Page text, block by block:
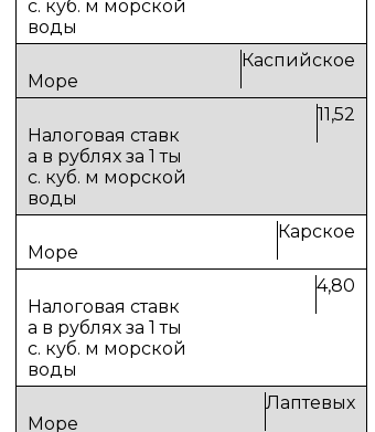
Каспийское
11,52
Карское
4,80
Лаптевых